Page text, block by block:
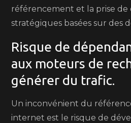
référencement et la prise de
stratégiques basées sur des
Risque de
aux moteurs de
générer du trafic.
Un inconvénient du
internet est le risque de